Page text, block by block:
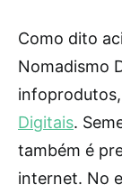
Como dito
Nomadismo
Digitais.
também é
internet. No